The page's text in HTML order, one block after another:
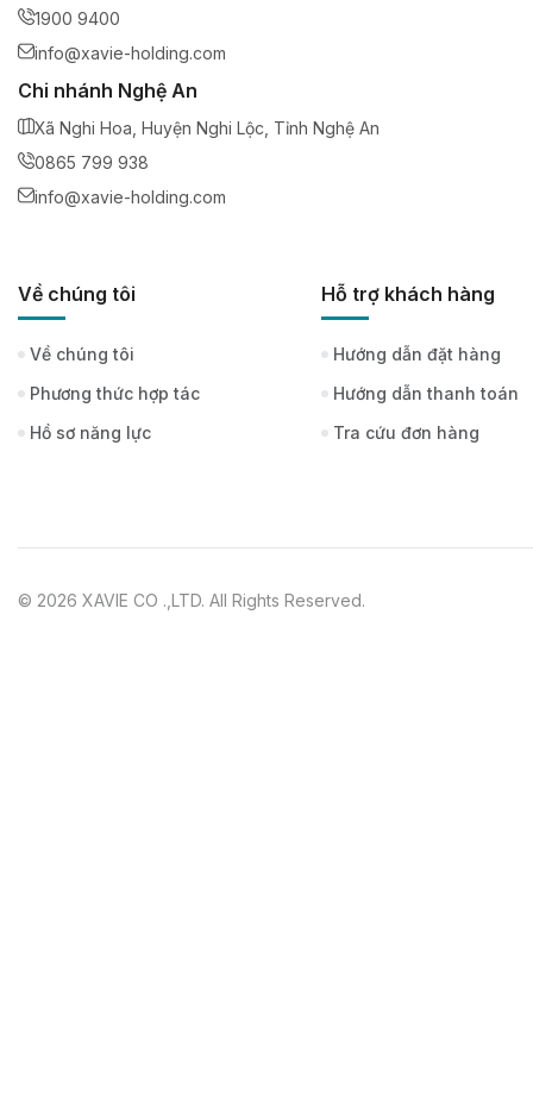
1900 9400
info@xavie-holding.com
Chi nhánh Nghệ An
Xã Nghi Hoa, Huyện Nghi Lộc, Tỉnh Nghệ An
0865 799 938
info@xavie-holding.com
Về chúng tôi
Về chúng tôi
Phương thức hợp tác
Hồ sơ năng lực
Hỗ trợ khách hàng
Hướng dẫn đặt hàng
Hướng dẫn thanh toán
Tra cứu đơn hàng
© 2026 XAVIE CO .,LTD. All Rights Reserved.